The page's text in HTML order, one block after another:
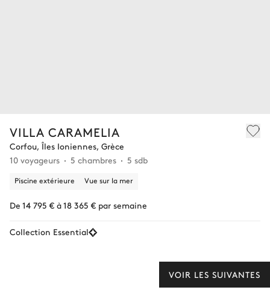
VILLA CARAMELIA
Corfou, Îles Ioniennes, Grèce
10 voyageurs
5 chambres 5 sdb
Piscine extérieure Vue sur la mer
De 14 795 € à 18 365 € par semaine
Collection Essential
VOIR LES SUIVANTES